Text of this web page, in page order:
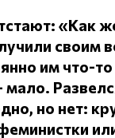
«Как
своим
им что-
мало.
но нет: